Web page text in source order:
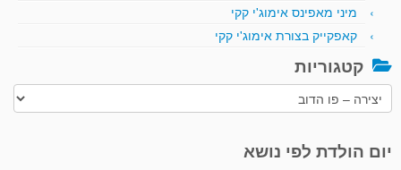
מיני מאפינס אימוג'י קקי
קאפקייק בצורת אימוג'י קקי
קטגוריות
קטגוריות
יום הולדת לפי נושא